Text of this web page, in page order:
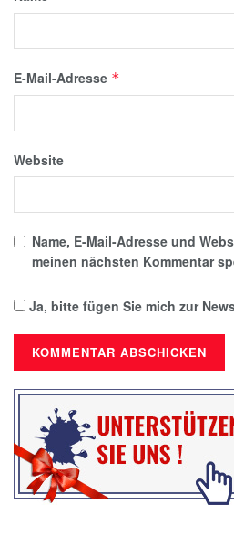
E-Mail-Adresse *
Website
Name, E-Mail-Adresse und
meinen nächsten Kommentar
Ja, bitte fügen Sie mich zur